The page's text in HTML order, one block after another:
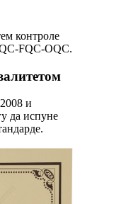
контроле
FQC-OQC.
и
да испуне